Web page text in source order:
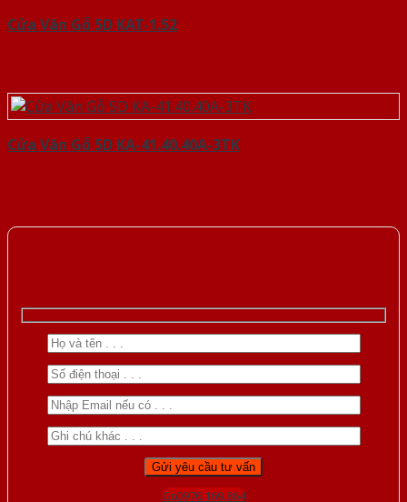
Cửa Vân Gỗ 5D KAT-1.52
Cửa Vân Gỗ 5D KA-41.40.40A-3TK
Gọi 0976.169.864